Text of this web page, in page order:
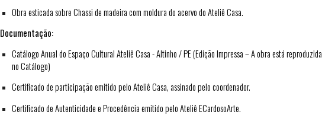
Obra esticada sobre Chassi de madeira com moldura do acervo do Ateliê Casa.
Documentação:
Catálogo Anual do Espaço Cultural Ateliê Casa - Altinho / PE (Edição Impressa – A obra está reproduzida
no Catálogo)
Certificado de participação emitido pelo Ateliê Casa, assinado pelo coordenador.
Certificado de Autenticidade e Procedência emitido pelo Ateliê ECardosoArte.